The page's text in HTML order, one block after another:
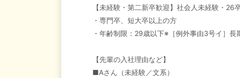
【未経験・第二新卒歓迎】社会人未経験・26
・専門卒、短大卒以上の方
・年齢制限：29歳以下※［例外事由3号イ］
【先輩の入社理由など】
■Aさん（未経験／文系）